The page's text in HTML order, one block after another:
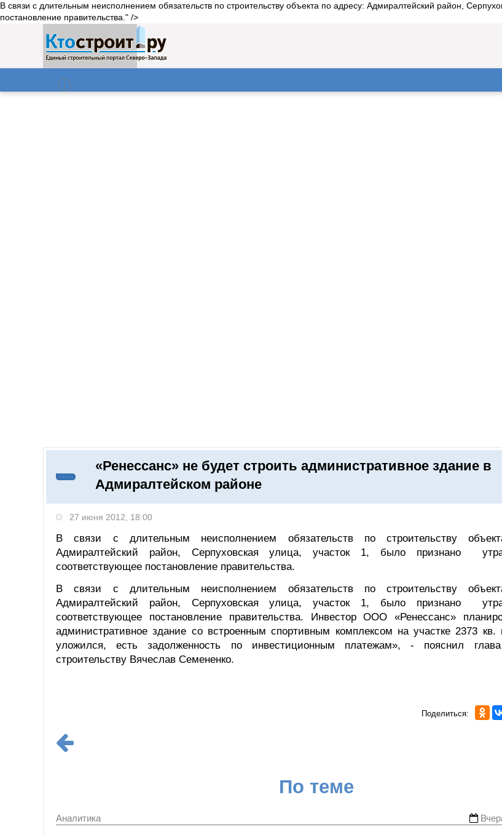
В связи с длительным неисполнением обязательств по строительству объекта по адресу: Адмиралтейский район,
постановление правительства." />
Поиск
«Ренессанс» не будет строить административное здание в
Адмиралтейском районе
27 июня 2012, 18:00
В связи с длительным неисполнением обязательств по строительству
Адмиралтейский район, Серпуховская улица, участок 1, было признано
соответствующее постановление правительства.
В связи с длительным неисполнением обязательств по строительству
Адмиралтейский район, Серпуховская улица, участок 1, было признано
соответствующее постановление правительства. Инвестор ООО «Ренессанс»
административное здание со встроенным спортивным комплексом на участке 2373
уложился, есть задолженность по инвестиционным платежам», - пояснил
строительству Вячеслав Семененко.
Поделиться:
По теме
Аналитика